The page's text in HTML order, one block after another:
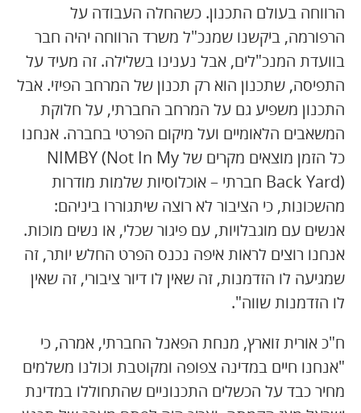
הרווחה בעולם התכנון. כשהחלה העבודה על
הרפורמה, ביקשנו שמנכ"ל משרד הרווחה יהיה חבר
בוועדת המנכ"לים, אבל נענינו בשלילה. זה מעיד על
התפיסה, שתכנון הוא רק תכנון של המרחב הפיזי. אבל
התכנון משפיע גם על המרחב החברתי, על חלוקת
המשאבים הלאומיים ועל מיקום הפרטי בחברה. אנחנו
כל הזמן מוצאים מקרים של NIMBY (Not In My
Back Yard) חברתי – אוכלוסיות שלמות מודרות
מהשכונות, כי הציבור לא רוצה שיתגוררו ביניהם:
אנשים עם מוגבלויות, עם פיגור שכלי, או נשים מוכות.
אנחנו רוצים לראות איפה נכנס הפרט החלש יותר, זה
שמגיעה לו הזדמנות, זה שאין לו דיור ציבורי, זה שאין
לו הזדמנות שווה".
ח"כ אורית זוארץ, מנחת הפאנל החברתי, אמרה, כי
"אנחנו חיים במדינה צפופה ומקוטבת וכולנו משלמים
מחיר כבד על הכשלים התכנוניים שהתחוללו במדינת